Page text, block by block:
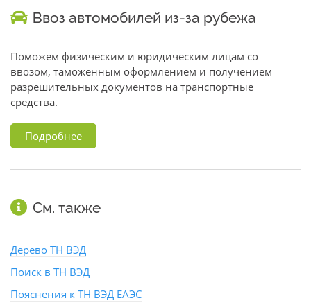
Ввоз автомобилей из-за рубежа
Поможем физическим и юридическим лицам со
ввозом, таможенным оформлением и получением
разрешительных документов на транспортные
средства.
Подробнее
См. также
Дерево ТН ВЭД
Поиск в ТН ВЭД
Пояснения к ТН ВЭД ЕАЭС